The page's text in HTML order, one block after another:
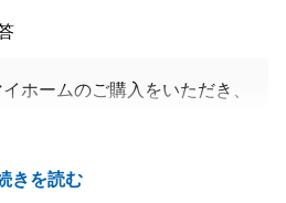
きを読む
ホームのご購入をいただき、